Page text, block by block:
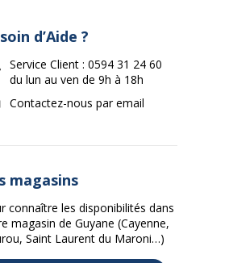
d’Aide ?
Service Client : 0594 31 24 60
du lun au ven de 9h à 18h
Contactez-nous par email
magasins
connaître les disponibilités dans
magasin de Guyane (Cayenne,
Saint Laurent du Maroni…)